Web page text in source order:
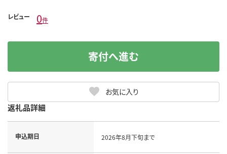
レビュー 0件
お気に入り
寄付へ進む
返礼品詳細
申込期日 2026年8月下旬まで